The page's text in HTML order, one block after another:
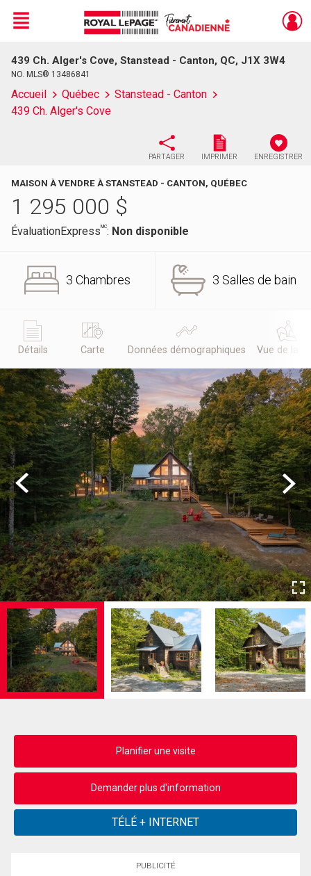
Live
En Direct
Menu
439 Ch. Alger's Cove, Stanstead - Canton, QC, J1X 3W4
NO. MLS® 13486841
Accueil Québec
Stanstead - Canton
439 Ch. Alger's Cove
PARTAGER IMPRIMER ENREGISTRER
MAISON À VENDRE À STANSTEAD - CANTON, QUÉBEC
1 295 000 $
ÉvaluationExpressMC: Non disponible
3 Chambres 3 Salles de bain
Détails Carte Données démographiques Vue de la
Previous Next
Planifier une visite
Demander plus d'information
PUBLICITÉ